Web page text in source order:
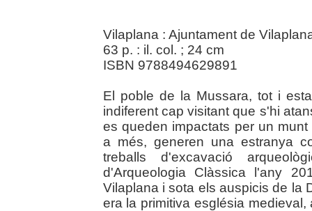
Vilaplana : Ajuntament de
63 p. : il. col. ; 24 cm
ISBN 9788494629891
El poble de la Mussara, tot i
indiferent cap visitant que s'hi
es queden impactats per un
a més, generen una estranya
treballs d'excavació
d'Arqueologia Clàssica l'any
Vilaplana i sota els auspicis de la
era la primitiva església